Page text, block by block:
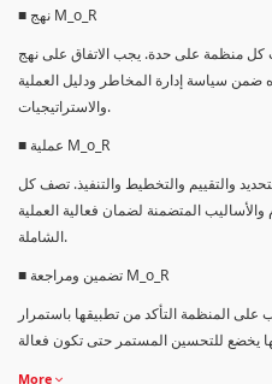
■ نهج M_o_R
كل منظمة على حدة. يجب الاتفاق على نهج
ضمن سياسة إدارة المخاطر ودليل العملية
والاستراتيجيات.
■ عملية M_o_R
والتقييم والتخطيط والتنفيذ. تصف كل
المتضمنة لضمان فعالية العملية
الشاملة.
■ تضمين ومراجعة M_o_R
المنظمة التأكد من تطبيقها باستمرار
More